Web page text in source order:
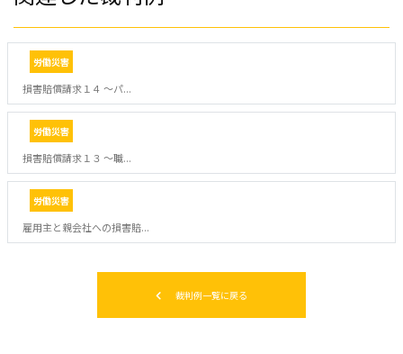
労働災害
損害賠償請求１４ ～パ...
労働災害
損害賠償請求１３ ～職...
労働災害
雇用主と親会社への損害賠...
裁判例一覧に戻る